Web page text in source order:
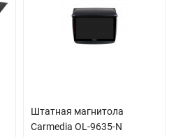
Штатная магнитола
Carmedia OL-9635-N